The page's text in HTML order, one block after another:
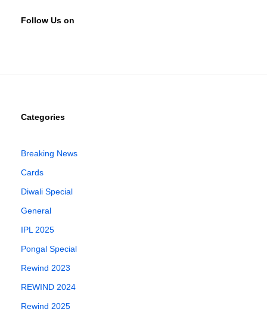
Follow Us on
Categories
Breaking News
Cards
Diwali Special
General
IPL 2025
Pongal Special
Rewind 2023
REWIND 2024
Rewind 2025